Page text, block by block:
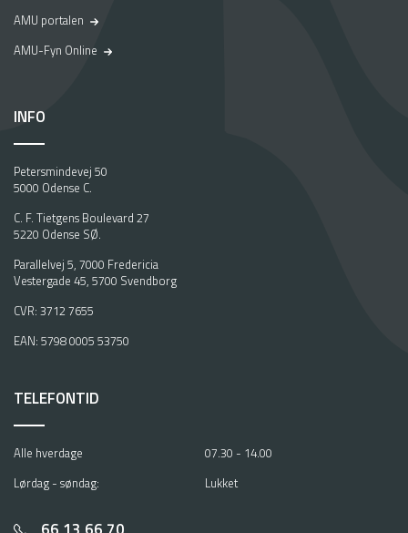
AMU portalen
AMU-Fyn Online
INFO
Petersmindevej 50
5000 Odense C.
C. F. Tietgens Boulevard 27
5220 Odense SØ.
Parallelvej 5, 7000 Fredericia
Vestergade 45, 5700 Svendborg
CVR: 3712 7655
EAN: 5798 0005 53750
TELEFONTID
Alle hverdage
07.30 - 14.00
Lørdag - søndag:
Lukket